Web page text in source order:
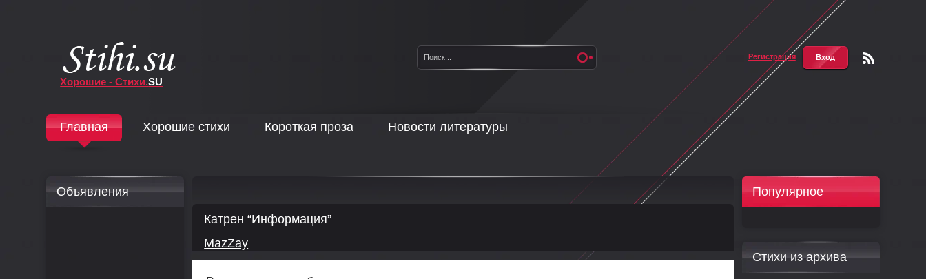
Хорошие - Стихи.SU
Регистрация Вход
Главная Хорошие стихи Короткая проза Новости литературы
Катрен “Информация”
MazZay
Популярное
Стихи из архива
Объявления